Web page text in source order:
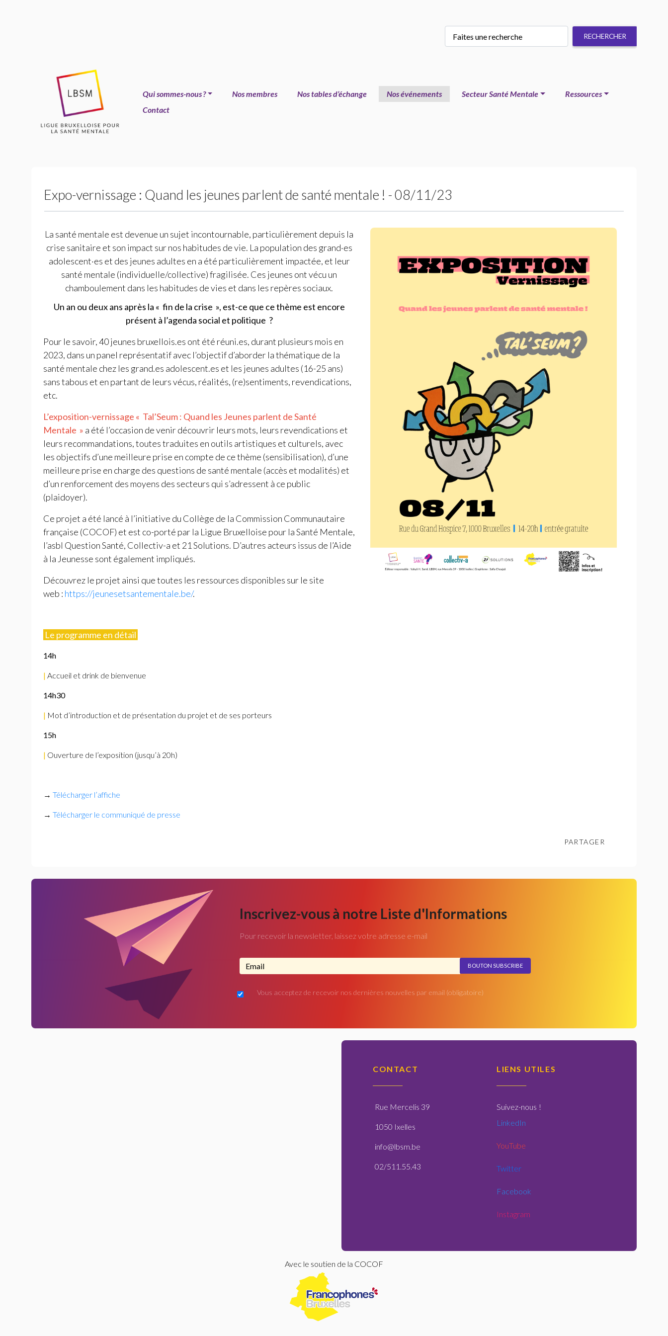
Qui sommes-nous? Nos membres Nos tables d’échange Nos événements Secteur Santé Mentale
Ressources
Contact
Expo-vernissage : Quand les jeunes parlent de santé mentale ! - 08/11/23
La santé mentale est devenue un sujet incontournable, particulièrement depuis la
crise sanitaire et son impact sur nos habitudes de vie. La population des grand·es
adolescent·es et des jeunes adultes en a été particulièrement impactée, et leur
santé mentale (individuelle/collective) fragilisée. Ces jeunes ont vécu un
chamboulement dans les habitudes de vies et dans les repères sociaux.
Un an ou deux ans après la « fin de la crise », est-ce que ce thème est encore
présent à l’agenda social et politique ?
Pour le savoir, 40 jeunes bruxellois.es ont été réuni.es, durant plusieurs mois en
2023, dans un panel représentatif avec l’objectif d’aborder la thématique de la
santé mentale chez les grand.es adolescent.es et les jeunes adultes (16-25 ans)
sans tabous et en partant de leurs vécus, réalités, (re)sentiments, revendications,
etc.
L’exposition-vernissage « Tal’Seum : Quand les Jeunes parlent de Santé
Mentale » a été l’occasion de venir découvrir leurs mots, leurs revendications et
leurs recommandations, toutes traduites en outils artistiques et culturels, avec
les objectifs d’une meilleure prise en compte de ce thème (sensibilisation), d’une
meilleure prise en charge des questions de santé mentale (accès et modalités) et
d’un renforcement des moyens des secteurs qui s’adressent à ce public
(plaidoyer).
Ce projet a été lancé à l’initiative du Collège de la Commission Communautaire
française (COCOF) et est co-porté par la Ligue Bruxelloise pour la Santé Mentale,
l’asbl Question Santé, Collectiv-a et 21 Solutions. D’autres acteurs issus de l’Aide
à la Jeunesse sont également impliqués.
Découvrez le projet ainsi que toutes les ressources disponibles sur le site
web : https://jeunesetsantementale.be/.
Le programme en détail
14h
| Accueil et drink de bienvenue
14h30
| Mot d’introduction et de présentation du projet et de ses porteurs
15h
| Ouverture de l’exposition (jusqu’à 20h)
→ Télécharger l’affiche
→ Télécharger le communiqué de presse
PARTAGER
Inscrivez-vous à notre Liste d'Informations
Pour recevoir la newsletter, laissez votre adresse e-mail
Adresse email...
Vous acceptez de recevoir nos dernières nouvelles par email (obligatoire)
CONTACT
Rue Mercelis 39
1050 Ixelles
info@lbsm.be
02/511.55.43
LIENS UTILES
Suivez-nous !
LinkedIn
YouTube
Twitter
Facebook
Instagram
Avec le soutien de la COCOF